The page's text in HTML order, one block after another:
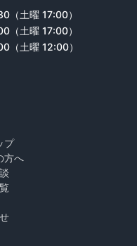
（土曜 17:00）
（土曜 17:00）
（土曜 12:00）
プ
方へ